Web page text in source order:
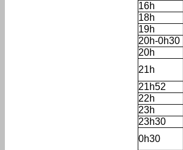
16h
18h
19h
20h-0h30
20h
21h
21h52
22h
23h
23h30
0h30